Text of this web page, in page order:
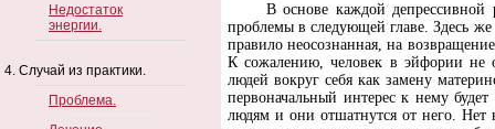
Недостаток
энергии.
4. Случай из практики.
Проблема.
В основе каждой депрессивной
проблемы в следующей главе. Здесь же
правило неосознанная, на
К сожалению, человек в эйфории не
людей вокруг себя как замену
первоначальный интерес к нему
людям и они отшатнутся от него. Нет